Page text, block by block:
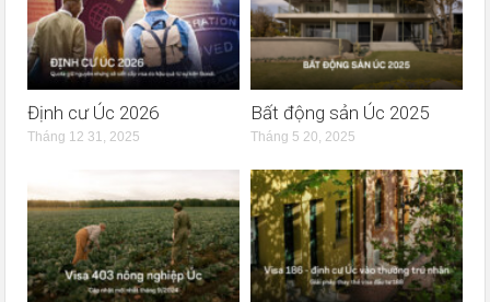
Định cư Úc 2026
Tháng 12 31, 2025
Bất động sản Úc 2025
Tháng 5 20, 2025